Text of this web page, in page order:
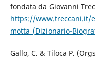
fondata da Giovanni
https://www.treccani.it/
motta_(Dizionario-
Gallo, C. & Tiloca P.